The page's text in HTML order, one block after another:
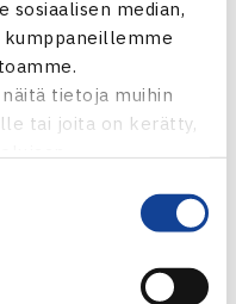
sosiaalisen median,
tietoja muihin
tai joita on kerätty,
Siro